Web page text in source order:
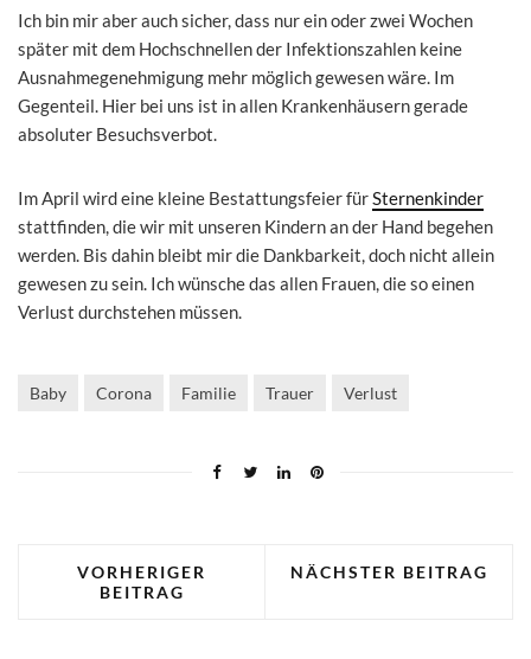
Ich bin mir aber auch sicher, dass nur ein oder zwei Wochen
später mit dem Hochschnellen der Infektionszahlen keine
Ausnahmegenehmigung mehr möglich gewesen wäre. Im
Gegenteil. Hier bei uns ist in allen Krankenhäusern gerade
absoluter Besuchsverbot.
Im April wird eine kleine Bestattungsfeier fürSternenkinder
stattfinden, die wir mit unseren Kindern an der Hand begehen
werden. Bis dahin bleibt mir die Dankbarkeit, doch nicht allein
gewesen zu sein. Ich wünsche das allen Frauen, die so einen
Verlust durchstehen müssen.
Baby Corona Familie Trauer Verlust
VORHERIGER
BEITRAG
NÄCHSTER BEITRAG